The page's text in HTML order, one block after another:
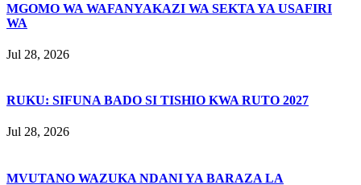
MGOMO WA WAFANYAKAZI WA SEKTA YA USAFIRI
WA
Jul 28, 2026
RUKU: SIFUNA BADO SI TISHIO KWA RUTO 2027
Jul 28, 2026
MVUTANO WAZUKA NDANI YA BARAZA LA